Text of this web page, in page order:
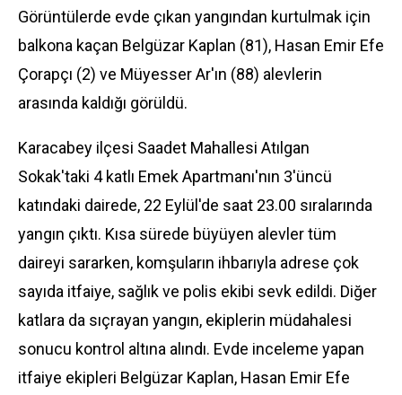
Görüntülerde evde çıkan yangından kurtulmak için
balkona kaçan Belgüzar Kaplan (81), Hasan Emir Efe
Çorapçı (2) ve Müyesser Ar'ın (88) alevlerin
arasında kaldığı görüldü.
Karacabey ilçesi Saadet Mahallesi Atılgan
Sokak'taki 4 katlı Emek Apartmanı'nın 3'üncü
katındaki dairede, 22 Eylül 'de saat 23.00 sıralarında
yangın çıktı. Kısa sürede büyüyen alevler tüm
daireyi sararken, komşuların ihbarıyla adrese çok
sayıda itfaiye, sağlık ve polis ekibi sevk edildi. Diğer
katlara da sıçrayan yangın, ekiplerin müdahalesi
sonucu kontrol altına alındı. Evde inceleme yapan
itfaiye ekipleri Belgüzar Kaplan, Hasan Emir Efe